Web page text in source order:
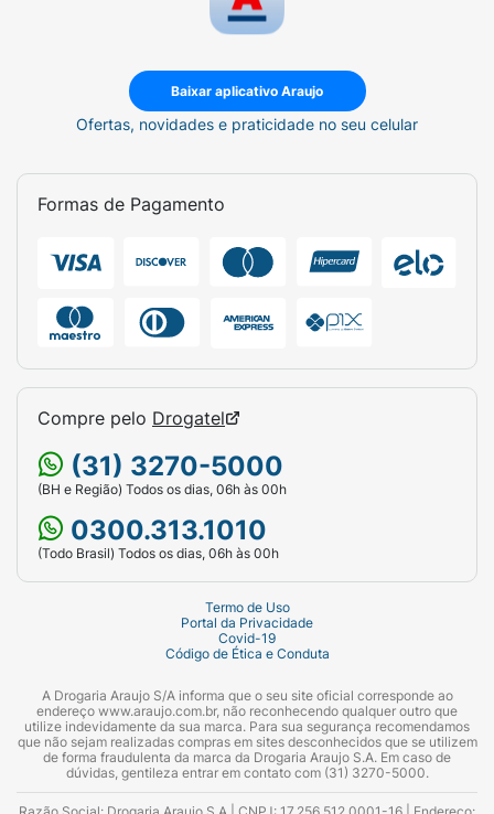
Baixar aplicativo Araujo
Ofertas, novidades e praticidade no seu celular
Formas de Pagamento
Compre pelo Drogatel
(31) 3270-5000
(BH e Região) Todos os dias, 06h às 00h
0300.313.1010
(Todo Brasil) Todos os dias, 06h às 00h
Termo de Uso
Portal da Privacidade
Covid-19
Código de Ética e Conduta
A Drogaria Araujo S/A informa que o seu site oficial corresponde ao
endereço www.araujo.com.br, não reconhecendo qualquer outro que
utilize indevidamente da sua marca. Para sua segurança recomendamos
que não sejam realizadas compras em sites desconhecidos que se utilizem
de forma fraudulenta da marca da Drogaria Araujo S.A. Em caso de
dúvidas, gentileza entrar em contato com (31) 3270-5000.